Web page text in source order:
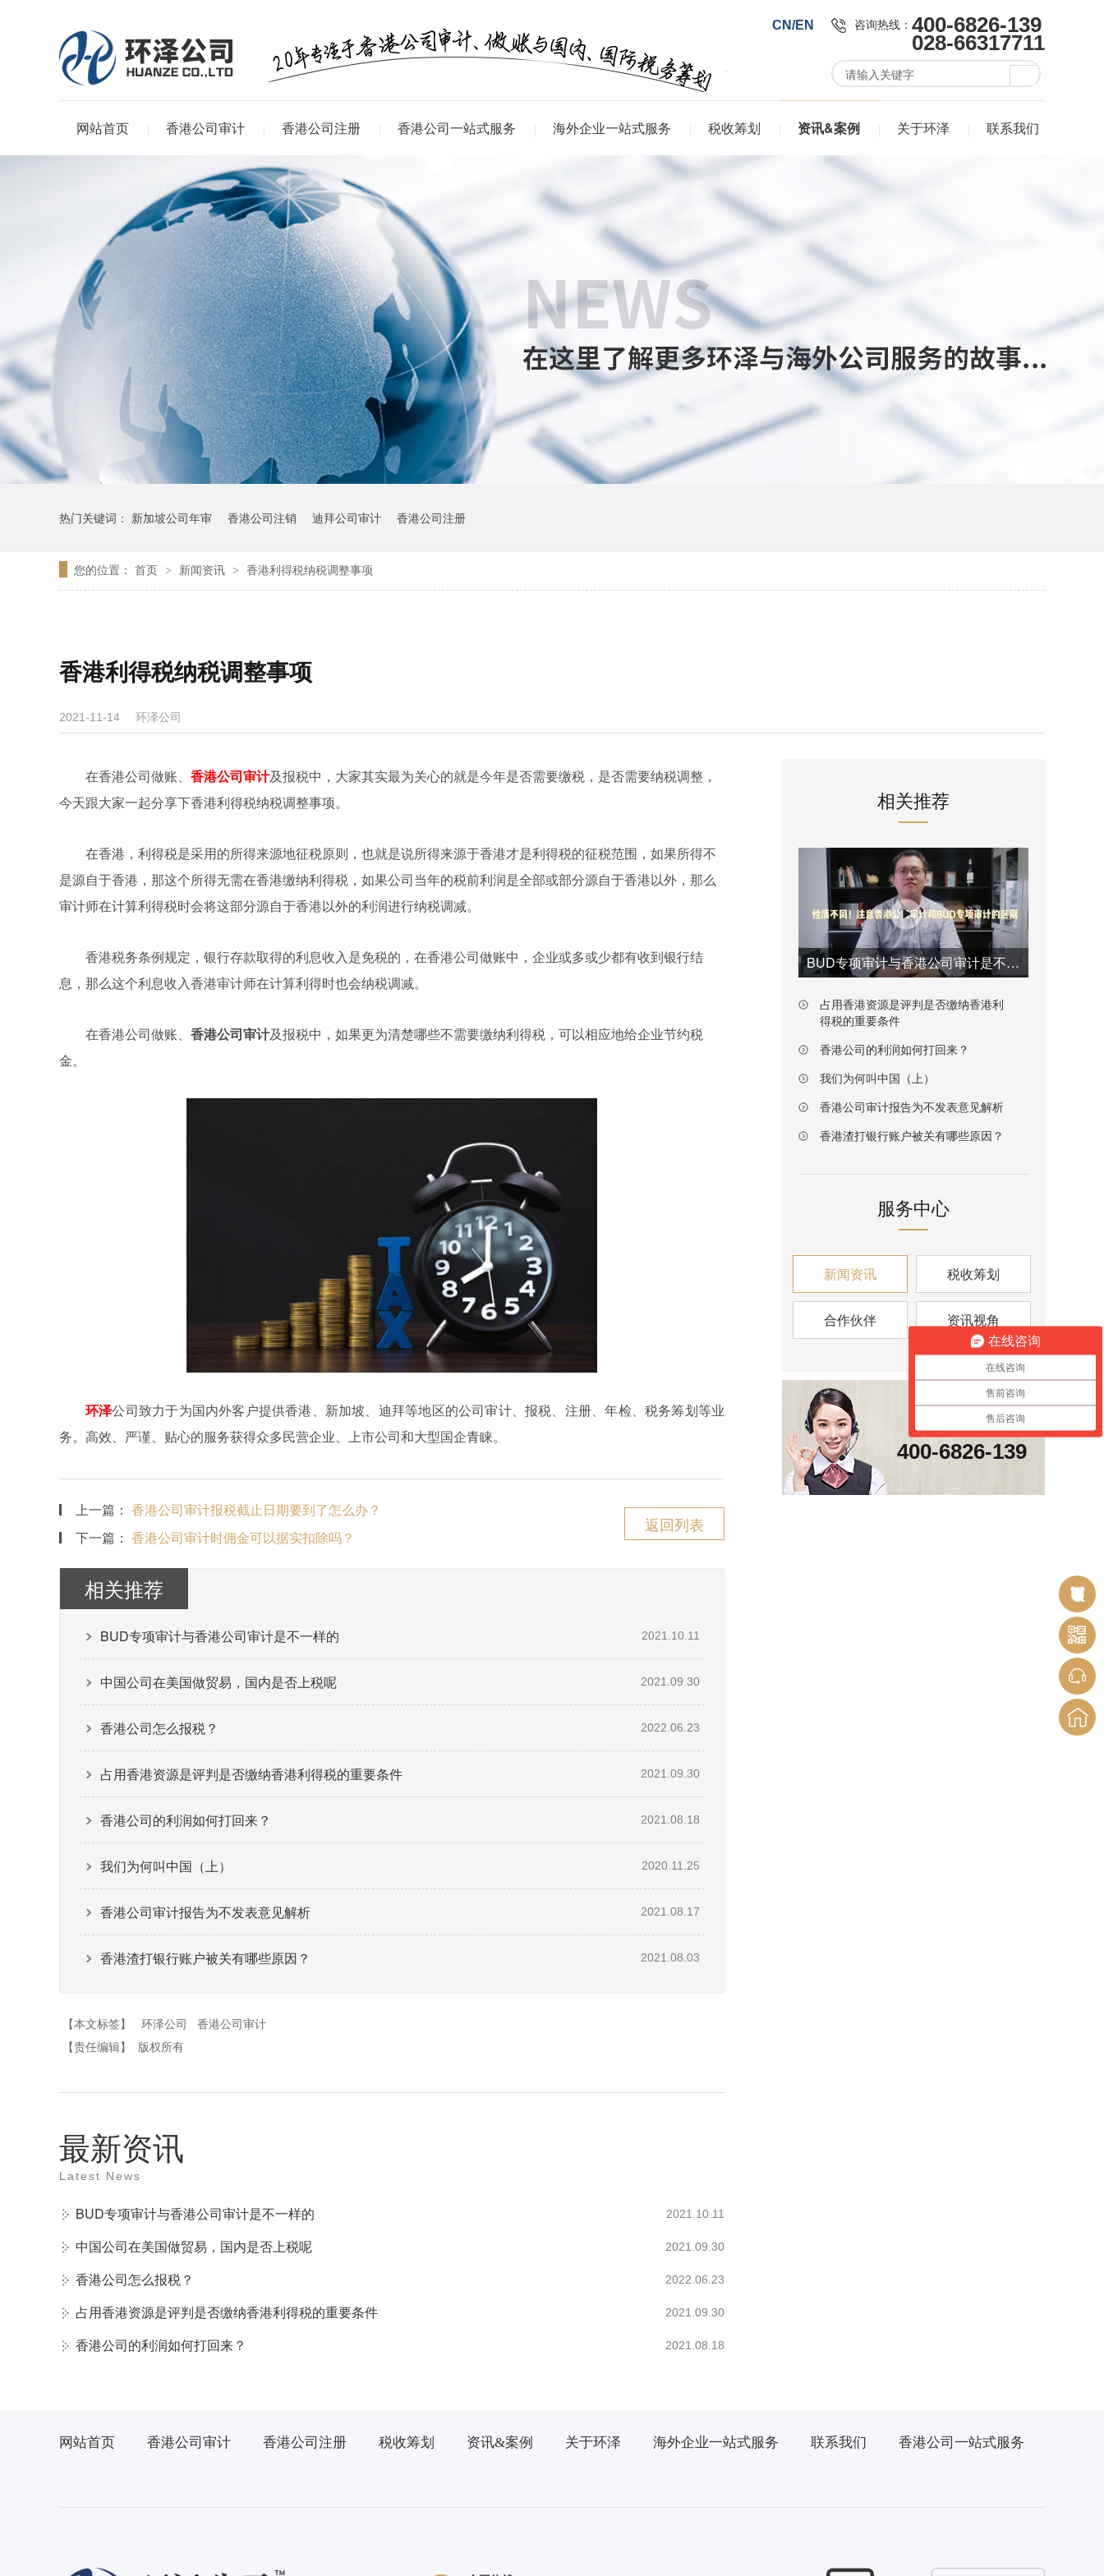
CN/EN 咨询热线： 400-6826-139
028-66317711
网站首页 香港公司审计 香港公司注册 香港公司一站式服务 海外企业一站式服务 税收筹划 资讯&案例 关于环泽 联系我们
热门关键词： 新加坡公司年审 香港公司注销 迪拜公司审计 香港公司注册
您的位置： 首页 > 新闻资讯 > 香港利得税纳税调整事项
香港利得税纳税调整事项
2021-11-14 环泽公司
在香港公司做账、 香港公司审计及报税中，大家其实最为关心的就是今年是否需要缴税，是否需要纳税调整，
今天跟大家一起分享下香港利得税纳税调整事项。
在香港，利得税是采用的所得来源地征税原则，也就是说所得来源于香港才是利得税的征税范围，如果所得不
是源自于香港，那这个所得无需在香港缴纳利得税，如果公司当年的税前利润是全部或部分源自于香港以外，那么
审计师在计算利得税时会将这部分源自于香港以外的利润进行纳税调减。
香港税务条例规定，银行存款取得的利息收入是免税的，在香港公司做账中，企业或多或少都有收到银行结
息，那么这个利息收入香港审计师在计算利得时也会纳税调减。
在香港公司做账、 香港公司审计及报税中，如果更为清楚哪些不需要缴纳利得税，可以相应地给企业节约税
金。
环泽公司致力于为国内外客户提供香港、新加坡、迪拜等地区的公司审计、报税、注册、年检、税务筹划等业
务。高效、严谨、贴心的服务获得众多民营企业、上市公司和大型国企青睐。
上一篇： 香港公司审计报税截止日期要到了怎么办？
下一篇： 香港公司审计时佣金可以据实扣除吗？
返回列表
相关推荐
BUD专项审计与香港公司审计是不一样的 2021.10.11
中国公司在美国做贸易，国内是否上税呢 2021.09.30
香港公司怎么报税？ 2022.06.23
占用香港资源是评判是否缴纳香港利得税的重要条件 2021.09.30
香港公司的利润如何打回来？ 2021.08.18
我们为何叫中国（上） 2020.11.25
香港公司审计报告为不发表意见解析 2021.08.17
香港渣打银行账户被关有哪些原因？ 2021.08.03
【本文标签】 环泽公司
香港公司审计
【责任编辑】
版权所有
最新资讯
Latest News
BUD专项审计与香港公司审计是不一样的 2021.10.11
中国公司在美国做贸易，国内是否上税呢 2021.09.30
香港公司怎么报税？ 2022.06.23
占用香港资源是评判是否缴纳香港利得税的重要条件 2021.09.30
香港公司的利润如何打回来？ 2021.08.18
相关推荐
BUD专项审计与香港公司审计是不一样的
占用香港资源是评判是否缴纳香港利
得税的重要条件
香港公司的利润如何打回来？
我们为何叫中国（上）
香港公司审计报告为不发表意见解析
香港渣打银行账户被关有哪些原因？
服务中心
新闻资讯 税收筹划
合作伙伴 资讯视角
咨询热线
400-6826-139
网站首页 香港公司审计 香港公司注册 税收筹划 资讯&案例 关于环泽 海外企业一站式服务 联系我们 香港公司一站式服务
在线咨询
在线咨询
售前咨询
售后咨询